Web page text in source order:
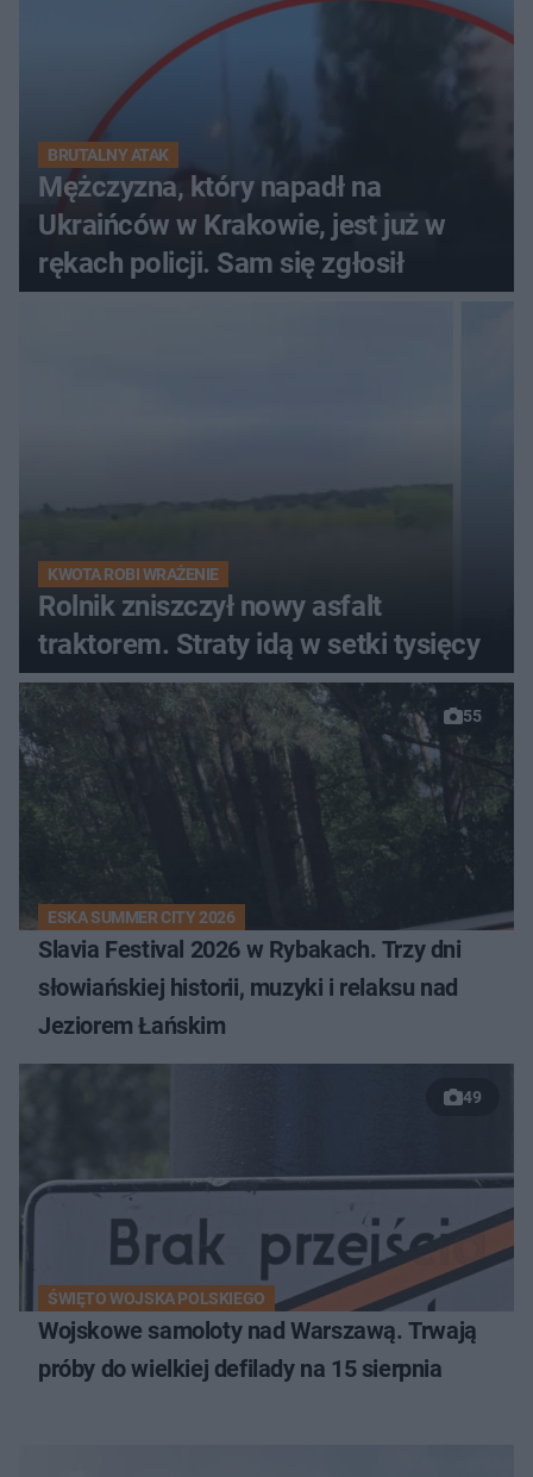
BRUTALNY ATAK
Mężczyzna, który napadł na
Ukraińców w Krakowie, jest już w
rękach policji. Sam się zgłosił
KWOTA ROBI WRAŻENIE
Rolnik zniszczył nowy asfalt
traktorem. Straty idą w setki tysięcy
55
ESKA SUMMER CITY 2026
Slavia Festival 2026 w Rybakach. Trzy dni
słowiańskiej historii, muzyki i relaksu nad
Jeziorem Łańskim
49
ŚWIĘTO WOJSKA POLSKIEGO
Wojskowe samoloty nad Warszawą. Trwają
próby do wielkiej defilady na 15 sierpnia